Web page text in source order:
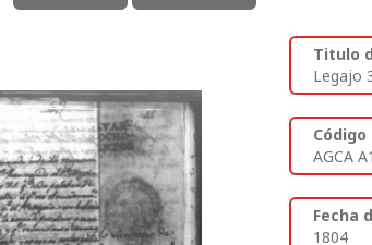
Titulo
Legajo
AGCA
Fecha
1804